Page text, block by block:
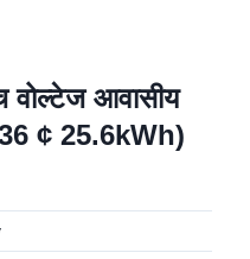
आवासीय
¢ 25.6kWh)